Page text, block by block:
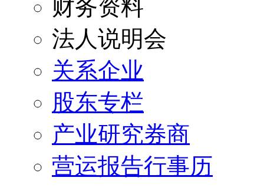
财务资料
法人说明会
关系企业
股东专栏
产业研究券商
营运报告行事历